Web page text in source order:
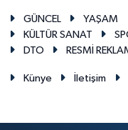
GÜNCEL YAŞAM
KÜLTÜR SANAT
DTO
RESMİ
Künye İletişim